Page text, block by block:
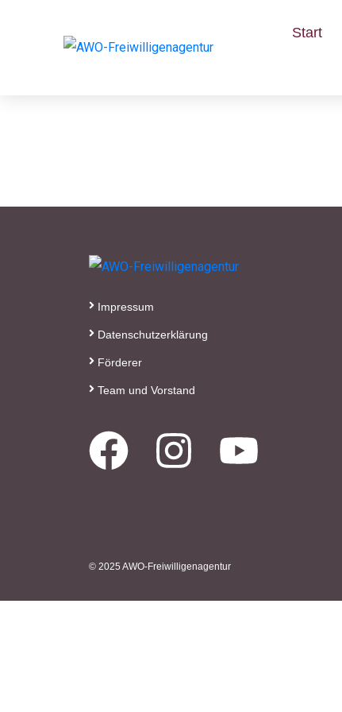
Start
Impressum
Datenschutzerklärung
Förderer
Team und Vorstand
© 2025 AWO-Freiwilligenagentur